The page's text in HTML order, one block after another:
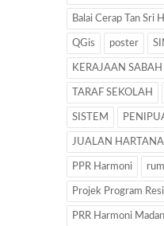
Balai Cerap Tan Sri
QGis poster
KERAJAAN SABAH
TARAF SEKOLAH
SISTEM
JUALAN
PPR Harmoni
Projek Program
PRR Harmoni